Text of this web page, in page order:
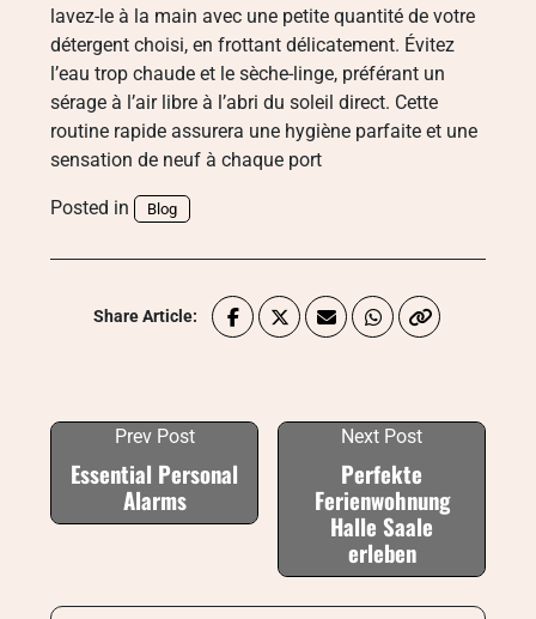
lavez-le à la main avec une petite quantité de votre
détergent choisi, en frottant délicatement. Évitez
l’eau trop chaude et le sèche-linge, préférant un
sérage à l’air libre à l’abri du soleil direct. Cette
routine rapide assurera une hygiène parfaite et une
sensation de neuf à chaque port
Posted in Blog
Share Article:
Prev Post
Essential Personal
Alarms
Next Post
Perfekte
Ferienwohnung
Halle Saale
erleben